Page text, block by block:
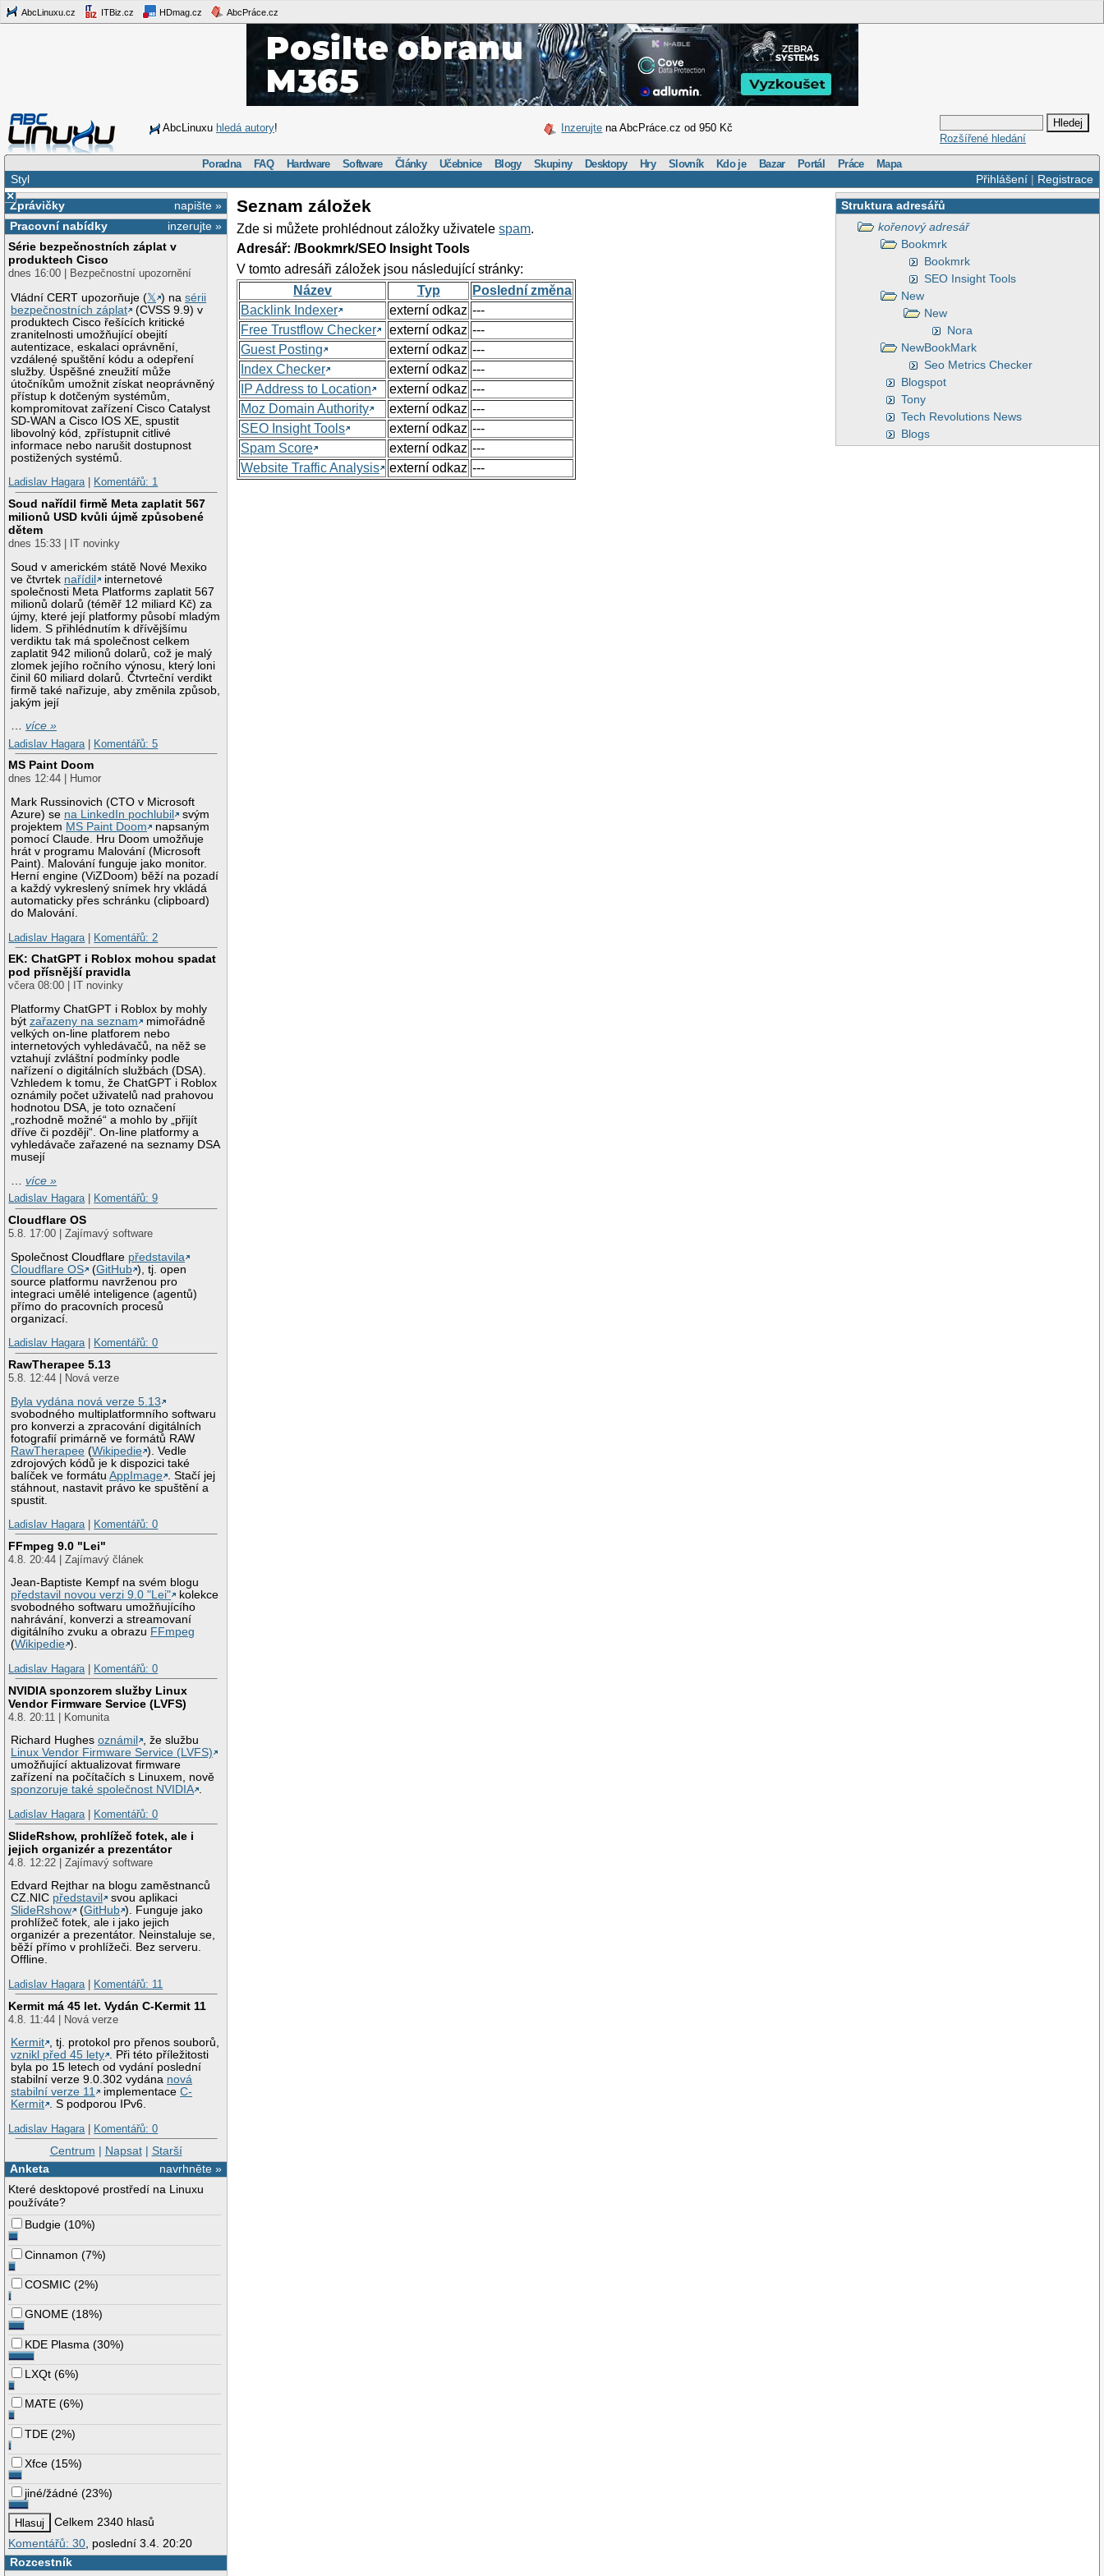
AbcLinuxu.cz ITBiz.cz HDmag.cz AbcPráce.cz
AbcLinuxu hledá autory! Inzerujte na AbcPráce.cz od 950 Kč
Rozšířené hledání
Poradna FAQ Hardware Software Články Učebnice Blogy Skupiny Desktopy Hry Slovník Kdo je Bazar Portál Práce Mapa
Přihlášení| Registrace
Styl
×
napište »
Zprávičky
inzerujte »
Pracovní nabídky
Série bezpečnostních záplat v
produktech Cisco
dnes 16:00 | Bezpečnostní upozornění
Vládní CERT upozorňuje (𝕏 ) nasérii
bezpečnostních záplat
(CVSS 9.9) v
produktech Cisco řešících kritické
zranitelnosti umožňující obejití
autentizace, eskalaci oprávnění,
vzdálené spuštění kódu a odepření
služby. Úspěšné zneužití může
útočníkům umožnit získat neoprávněný
přístup k dotčeným systémům,
kompromitovat zařízení Cisco Catalyst
SD-WAN a Cisco IOS XE, spustit
libovolný kód, zpřístupnit citlivé
informace nebo narušit dostupnost
postižených systémů.
Ladislav Hagara| Komentářů: 1
Soud nařídil firmě Meta zaplatit 567
milionů USD kvůli újmě způsobené
dětem
dnes 15:33 | IT novinky
Soud v americkém státě Nové Mexiko
ve čtvrtek nařídil
internetové
společnosti Meta Platforms zaplatit 567
milionů dolarů (téměř 12 miliard Kč) za
újmy, které její platformy působí mladým
lidem. S přihlédnutím k dřívějšímu
verdiktu tak má společnost celkem
zaplatit 942 milionů dolarů, což je malý
zlomek jejího ročního výnosu, který loni
činil 60 miliard dolarů. Čtvrteční verdikt
firmě také nařizuje, aby změnila způsob,
jakým její
…více »
Ladislav Hagara
Komentářů: 5
MS Paint Doom
dnes 12:44 | Humor
Mark Russinovich (CTO v Microsoft
Azure) se na LinkedIn pochlubil
svým
projektem MS Paint Doom
napsaným
pomocí Claude. Hru Doom umožňuje
hrát v programu Malování (Microsoft
Paint). Malování funguje jako monitor.
Herní engine (ViZDoom) běží na pozadí
a každý vykreslený snímek hry vkládá
automaticky přes schránku (clipboard)
do Malování.
Ladislav Hagara
Komentářů: 2
EK: ChatGPT i Roblox mohou spadat
pod přísnější pravidla
včera 08:00 | IT novinky
Platformy ChatGPT i Roblox by mohly
býtzařazeny na seznam
mimořádně
velkých on-line platforem nebo
internetových vyhledávačů, na něž se
vztahují zvláštní podmínky podle
nařízení o digitálních službách (DSA).
Vzhledem k tomu, že ChatGPT i Roblox
oznámily počet uživatelů nad prahovou
hodnotou DSA, je toto označení
„rozhodně možné“ a mohlo by „přijít
dříve či později“. On-line platformy a
vyhledávače zařazené na seznamy DSA
musejí
…více »
Ladislav Hagara| Komentářů: 9
Cloudflare OS
5.8. 17:00 | Zajímavý software
Společnost Cloudflare představila
Cloudflare OS
(GitHub ), tj. open
source platformu navrženou pro
integraci umělé inteligence (agentů)
přímo do pracovních procesů
organizací.
Ladislav Hagara| Komentářů: 0
RawTherapee 5.13
5.8. 12:44 | Nová verze
Byla vydána nová verze 5.13
svobodného multiplatformního softwaru
pro konverzi a zpracování digitálních
fotografií primárně ve formátů RAW
RawTherapee (Wikipedie ). Vedle
zdrojových kódů je k dispozici také
balíček ve formátuAppImage
. Stačí jej
stáhnout, nastavit právo ke spuštění a
spustit.
Ladislav Hagara| Komentářů: 0
FFmpeg 9.0 "Lei"
4.8. 20:44 | Zajímavý článek
Jean-Baptiste Kempf na svém blogu
představil novou verzi 9.0 "Lei"
kolekce
svobodného softwaru umožňujícího
nahrávání, konverzi a streamovaní
digitálního zvuku a obrazu FFmpeg
(Wikipedie ).
Ladislav Hagara| Komentářů: 0
NVIDIA sponzorem služby Linux
Vendor Firmware Service (LVFS)
4.8. 20:11 | Komunita
Richard Hughesoznámil
, že službu
Linux Vendor Firmware Service (LVFS)
umožňující aktualizovat firmware
zařízení na počítačích s Linuxem, nově
sponzoruje také společnost NVIDIA .
Ladislav Hagara| Komentářů: 0
SlideRshow, prohlížeč fotek, ale i
jejich organizér a prezentátor
4.8. 12:22 | Zajímavý software
Edvard Rejthar na blogu zaměstnanců
CZ.NIC představil
svou aplikaci
SlideRshow
(GitHub ). Funguje jako
prohlížeč fotek, ale i jako jejich
organizér a prezentátor. Neinstaluje se,
běží přímo v prohlížeči. Bez serveru.
Offline.
Ladislav Hagara| Komentářů: 11
Kermit má 45 let. Vydán C-Kermit 11
4.8. 11:44 | Nová verze
Kermit , tj. protokol pro přenos souborů,
vznikl před 45 lety . Při této příležitosti
byla po 15 letech od vydání poslední
stabilní verze 9.0.302 vydána nová
stabilní verze 11
implementaceC-
Kermit . S podporou IPv6.
Ladislav Hagara| Komentářů: 0
Centrum | Napsat| Starší
navrhněte »
Anketa
Které desktopové prostředí na Linuxu
používáte?
Budgie (10%)
Cinnamon (7%)
COSMIC (2%)
GNOME (18%)
KDE Plasma (30%)
LXQt (6%)
MATE (6%)
TDE (2%)
Xfce (15%)
jiné/žádné (23%)
Celkem 2340 hlasů
Komentářů: 30 , poslední 3.4. 20:20
Rozcestník
Struktura adresářů
kořenový adresář
Bookmrk
Bookmrk
SEO Insight Tools
New
New
Nora
NewBookMark
Seo Metrics Checker
Blogspot
Tony
Tech Revolutions News
Blogs
Seznam záložek
Zde si můžete prohlédnout záložky uživatelespam.
Adresář: /Bookmrk/SEO Insight Tools
V tomto adresáři záložek jsou následující stránky:
Název
Typ
Poslední změna
Backlink Indexer
externí odkaz ---
Free Trustflow Checker
externí odkaz ---
Guest Posting
externí odkaz ---
Index Checker
externí odkaz ---
IP Address to Location
externí odkaz ---
Moz Domain Authority
externí odkaz ---
SEO Insight Tools
externí odkaz ---
Spam Score
externí odkaz ---
Website Traffic Analysis
externí odkaz ---